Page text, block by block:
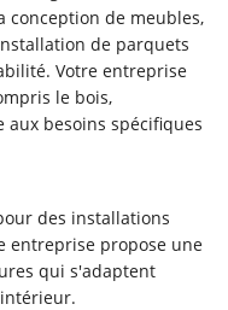
06 43 57 29
Restez
Inscription
conception de meubles,
de parquets
Votre entreprise
le bois,
aux besoins spécifiques
des installations
entreprise propose une
qui s'adaptent